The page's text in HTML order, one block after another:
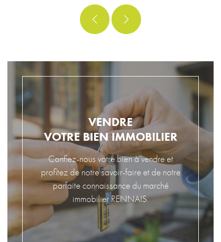
VENDRE
VOTRE BIEN IMMOBILIER
Confiez-nous votre bien à vendre et
profitez de notre savoir-faire et de notre
parfaite connaissance du marché
immobilier RENNAIS.